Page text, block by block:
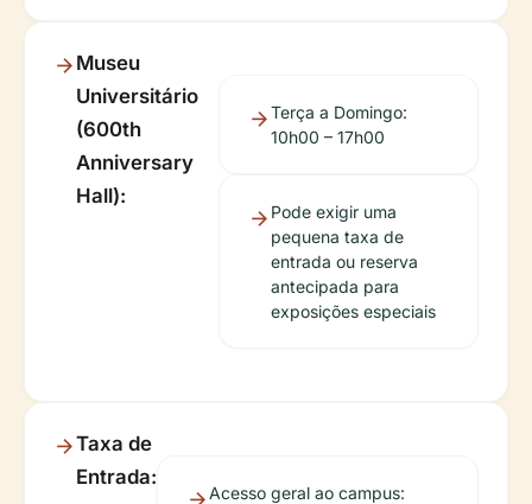
Museu
Universitário
(600th
Anniversary
Hall):
Terça a Domingo:
10h00 – 17h00
Pode exigir uma
pequena taxa de
entrada ou reserva
antecipada para
exposições especiais
Taxa de
Entrada:
Acesso geral ao campus: